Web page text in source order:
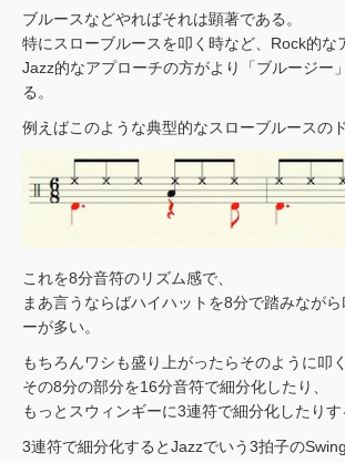
ブルースなどやればそれは顕著である。
特にスローブルースを叩く時など、Rock的な
Jazz的なアプローチの方がより「ブルージー
る。
例えばこのような典型的なスローブルースの
これを8分音符のリズム感で、
まあ言うならばハイハットを8分で踏みなが
ーが多い。
もちろんワシも盛り上がったらそのように叩く
その8分の部分を16分音符で細分化したり、
もっとスウィンギーに3連符で細分化したりす
3連符で細分化するとJazzでいう3拍子のSwing